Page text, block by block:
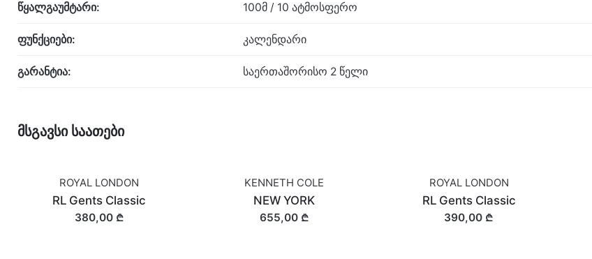
წყალგაუმტარი: 100მ / 10 ატმოსფერო
ფუნქციები: კალენდარი
გარანტია: საერთაშორისო 2 წელი
მსგავსი საათები
ROYAL LONDON
RL Gents Classic
380,00 ₾
KENNETH COLE
NEW YORK
655,00 ₾
ROYAL LONDON
RL Gents Classic
390,00 ₾